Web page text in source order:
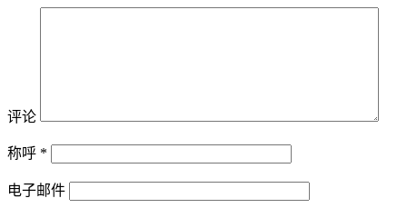
评论
称呼 *
电子邮件